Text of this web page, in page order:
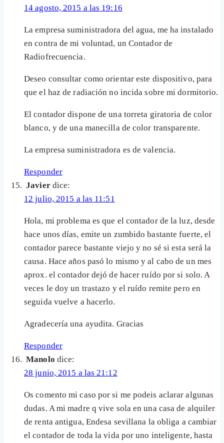
14 agosto, 2015 a las 19:16
La empresa suministradora del agua, me ha instalado
en contra de mi voluntad, un Contador de
Radiofrecuencia.
Deseo consultar como orientar este dispositivo, para
que el haz de radiación no incida sobre mi dormitorio.
El contador dispone de una torreta giratoria de color
blanco, y de una manecilla de color transparente.
La empresa suministradora es de valencia.
Responder
Javier dice:
12 julio, 2015 a las 11:51
Hola, mi problema es que el contador de la luz, desde
hace unos días, emite un zumbido bastante fuerte, el
contador parece bastante viejo y no sé si esta será la
causa. Hace años pasó lo mismo y al cabo de un mes
aprox. el contador dejó de hacer ruído por si solo. A
veces le doy un trastazo y el ruído remite pero en
seguida vuelve a hacerlo.
Agradecería una ayudita. Gracias
Responder
Manolo dice:
28 junio, 2015 a las 21:12
Os comento mi caso por si me podeis aclarar algunas
dudas. A mi madre q vive sola en una casa de alquiler
de renta antigua, Endesa sevillana la obliga a cambiar
el contador de toda la vida por uno inteligente, hasta